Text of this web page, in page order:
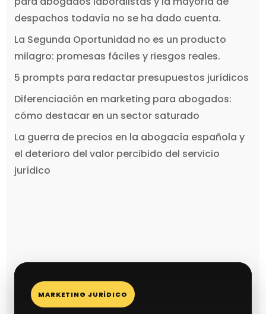
despachos todavía no se ha dado cuenta.
La Segunda Oportunidad no es un producto
milagro: promesas fáciles y riesgos reales.
5 prompts para redactar presupuestos jurídicos
Diferenciación en marketing para abogados:
cómo destacar en un sector saturado
La guerra de precios en la abogacía española y
el deterioro del valor percibido del servicio
jurídico
MARKETING JURÍDICO